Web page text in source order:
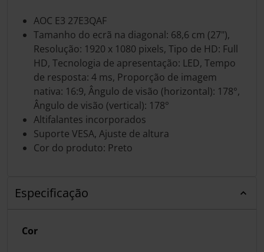
AOC E3 27E3QAF
Tamanho do ecrã na diagonal: 68,6 cm (27"),
Resolução: 1920 x 1080 pixels, Tipo de HD: Full
HD, Tecnologia de apresentação: LED, Tempo
de resposta: 4 ms, Proporção de imagem
nativa: 16:9, Ângulo de visão (horizontal): 178°,
Ângulo de visão (vertical): 178°
Altifalantes incorporados
Suporte VESA, Ajuste de altura
Cor do produto: Preto
Especificação
Cor